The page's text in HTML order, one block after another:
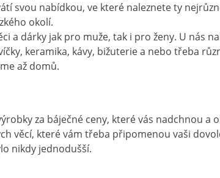
svou nabídkou, ve které naleznete ty
okolí.
a dárky jak pro muže, tak i pro ženy. U nás
keramika, kávy, bižuterie a nebo třeba
až domů.
za báječné ceny, které vás nadchnou a
věcí, které vám třeba připomenou vaši
nikdy jednodušší.